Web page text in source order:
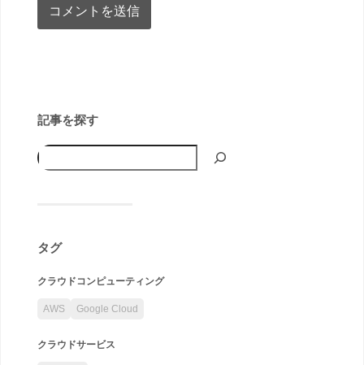
記事を探す
タグ
クラウドコンピューティング
AWS Google Cloud
クラウドサービス